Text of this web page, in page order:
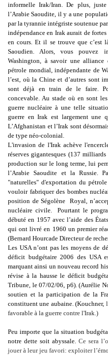
informelle Irak/Iran. De plus,
l’Arabie Saoudite, il y a une
par la tyrannie intégriste soutenue
indépendance en Irak aurait de fortes
en cours. Et il se trouve que c’est
Saoudien. Alors, vous pouvez
Washington, à savoir une
pétrole mondial, indépendante de
l’est, où la Chine et d’autres sont
sont déjà en train de le faire.
concevable. Au stade où en sont
guerre nucléaire à une telle
guerre en Irak est largement une
L’Afghanistan et l’Irak sont
de type néo-colonial.
L'invasion de l'Irak achève
réserves gigantesques (137
production sur le long terme, lui
l’Arabie Saoudite et la Russie.
"naturelles" d'exportation du
vouloir fabriquer des bombes
position de Ségolène
Royal,
nucléaire civile.
Pourtant le
débuté en 1957 avec l’aide des
qui ont livré en 1960 un premier
(Bernard Hourcade Directeur de
Les USA n’ont pas les moyens de
déficit budgétaire 2006 des USA
marquant ainsi un nouveau record
révise à la hausse le déficit
Tribune, le 07/02/06, p6). (Aurélie
soutien et la participation de la
constituent une aubaine. (Kouchner,
favorable à la guerre contre l'Irak.)
Peu importe que la situation
notre dette soit abyssale. Ce sera
jouer à leur jeu favori: exploiter